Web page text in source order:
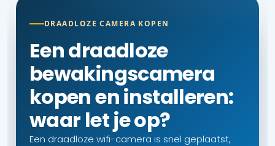
DRAADLOZE CAMERA KOPEN
Een draadloze
bewakingscamera
kopen en installeren:
waar let je op?
Een draadloze wifi-camera is snel geplaatst,